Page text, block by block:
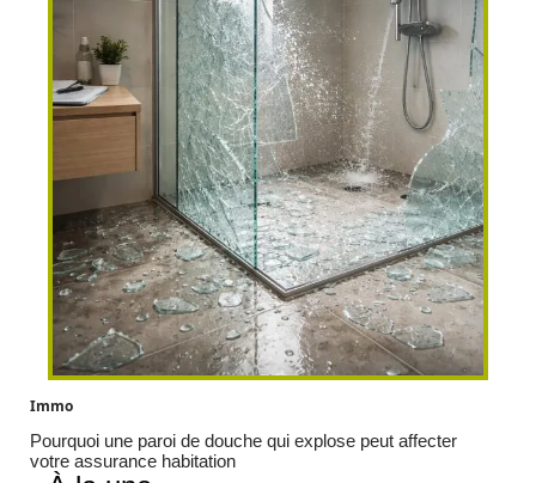
Immo
Pourquoi une paroi de douche qui explose peut affecter
votre assurance habitation